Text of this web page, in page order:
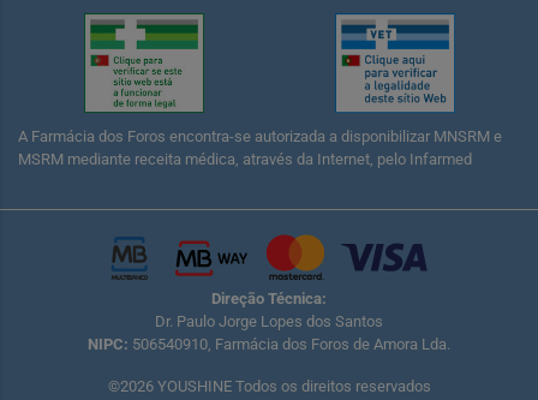
A Farmácia dos Foros encontra-se autorizada a disponibilizar MNSRM e
MSRM mediante receita médica, através da Internet, pelo Infarmed
Direção Técnica:
Dr. Paulo Jorge Lopes dos Santos
NIPC: 506540910, Farmácia dos Foros de Amora Lda.
©2026 YOUSHINE Todos os direitos reservados